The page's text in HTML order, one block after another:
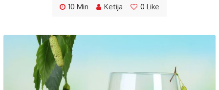
10 Min Ketija 0 Like